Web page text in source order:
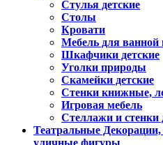
Стулья детские
Столы
Кровати
Мебель для ванной
Шкафчики детские
Уголки природы
Скамейки детские
Стенки книжные,
Игровая мебель
Стеллажи и стенки
Театральные